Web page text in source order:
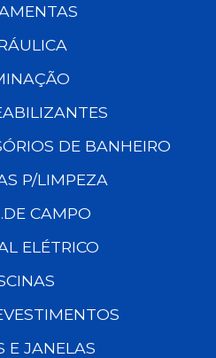
DE BANHEIRO
P/LIMPEZA
CAMPO
ELÉTRICO
E JANELAS